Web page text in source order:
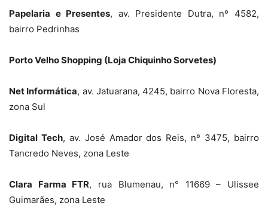
Papelaria e Presentes, av. Presidente Dutra, nº 4582,
bairro Pedrinhas
Porto Velho Shopping (Loja Chiquinho Sorvetes)
Net Informática, av. Jatuarana, 4245, bairro Nova Floresta,
zona Sul
Digital Tech, av. José Amador dos Reis, nº 3475, bairro
Tancredo Neves, zona Leste
Clara Farma FTR, rua Blumenau, n° 11669 – Ulissee
Guimarães, zona Leste